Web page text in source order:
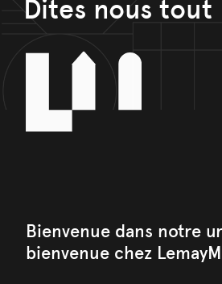
Dites nous tout
Bienvenue dans notre
bienvenue chez